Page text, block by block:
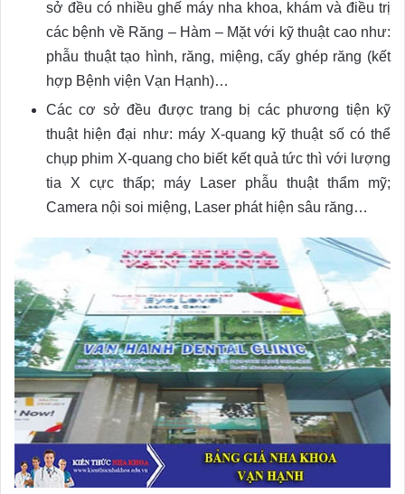
sở đều có nhiều ghế máy nha khoa, khám và điều trị
các bệnh về Răng – Hàm – Mặt với kỹ thuật cao như:
phẫu thuật tạo hình, răng, miệng, cấy ghép răng (kết
hợp Bệnh viện Vạn Hạnh)…
Các cơ sở đều được trang bị các phương tiện kỹ
thuật hiện đại như: máy X-quang kỹ thuật số có thể
chụp phim X-quang cho biết kết quả tức thì với lượng
tia X cực thấp; máy Laser phẫu thuật thẩm mỹ;
Camera nội soi miệng, Laser phát hiện sâu răng…